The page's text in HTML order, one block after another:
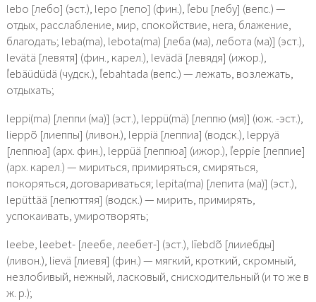
lebo [лебо] (эст.), lepo [лепо] (фин.), ľebu [лебу] (вепс.) —
отдых, расслабление, мир, спокойствие, нега, блажение,
благодать; leba(ma), lebota(ma) [леба (ма), лебота (ма)] (эст.),
levätä [левятя] (фин., карел.), levädä [левядя] (ижор.),
ľebäüdüdä (чудск.), ľebahtada (вепс.) — лежать, возлежать,
отдыхать;
leppi(ma) [леппи (ма)] (эст.), leppü(mä) [леппю (мя)] (юж. -эст.),
lieppõ [лиеппы] (ливон.), leppiä [леппиа] (водск.), leppyä
[леппюа] (арх. фин.), leppüä [леппюа] (ижор.), ľeppie [леппие]
(арх. карел.) — мириться, примиряться, смиряться,
покоряться, договариваться; lepita(ma) [лепита (ма)] (эст.),
lepüttää [лепюттяя] (водск.) — мирить, примирять,
успокаивать, умиротворять;
leebe, leebet- [леебе, леебет-] (эст.), līebdõ [лииебды]
(ливон.), lievä [лиевя] (фин.) — мягкий, кроткий, скромный,
незлобивый, нежный, ласковый, снисходительный (и то же в
ж. р.);